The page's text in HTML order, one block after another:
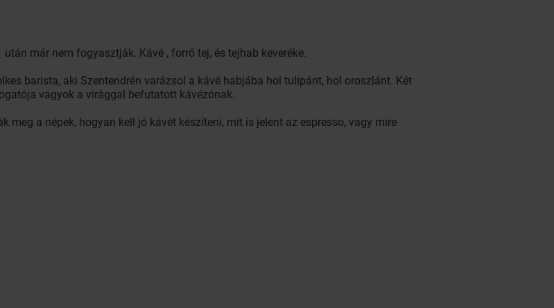
már nem fogyasztják. Kávé , forró tej, és tejhab keveréke.
barista, aki Szentendrén varázsol a kávé habjába hol tulipánt, hol oroszlánt. Két
vagyok a virággal befutatott kávézónak.
meg a népek, hogyan kell jó kávét készíteni, mit is jelent az espresso, vagy mire